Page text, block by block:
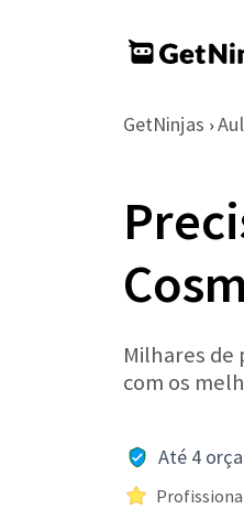
GetNinjas ›
Milhares de
com os
Até 4